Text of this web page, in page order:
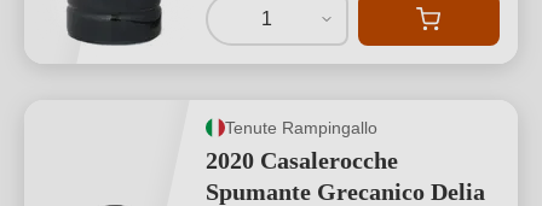
1
Tenute Rampingallo
2020 Casalerocche
Spumante Grecanico Delia